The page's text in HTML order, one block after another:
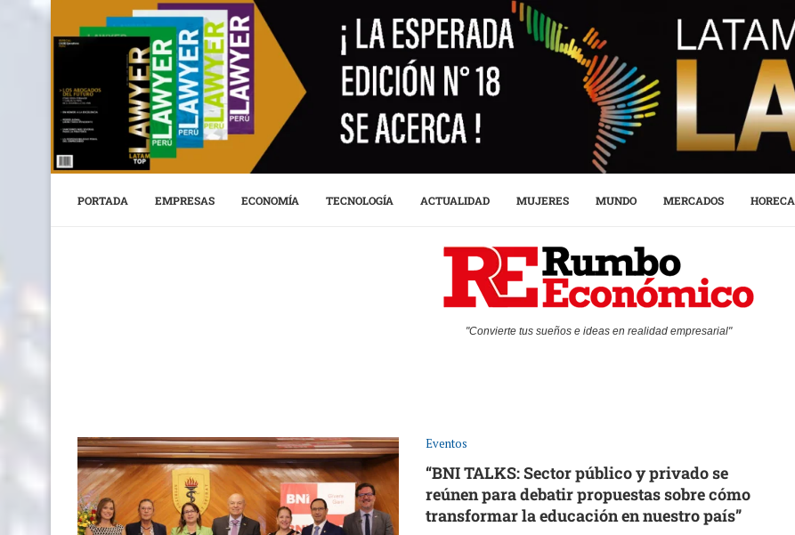
PORTADA EMPRESAS ECONOMÍA TECNOLOGÍA ACTUALIDAD MUJERES MUNDO MERCADOS HORECA
"Convierte tus sueños e ideas en realidad empresarial"
Eventos
“BNI TALKS: Sector público y privado se
reúnen para debatir propuestas sobre cómo
transformar la educación en nuestro país”